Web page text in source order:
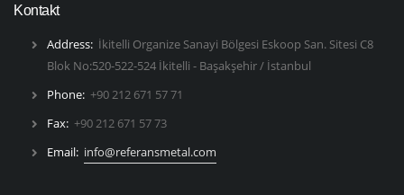
Kontakt
Address: İkitelli Organize Sanayi Bölgesi Eskoop San. Sitesi C8
Blok No:520-522-524 İkitelli - Başakşehir / İstanbul
Phone: +90 212 671 57 71
Fax: +90 212 671 57 73
Email: info@referansmetal.com